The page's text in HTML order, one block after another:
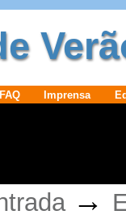
FAQ Imprensa
→